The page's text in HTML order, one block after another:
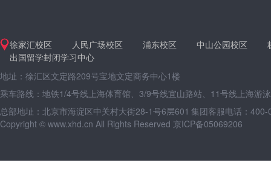
徐家汇校区 人民广场校区 浦东校区 中山公园校区
出国留学封闭学习中心
地址：徐汇区文定路209号宝地文定商务中心1楼
乘车路线：地铁1/4号线上海体育馆、3/9号线宜山路站、11号线上海游
总部地址：北京市海淀区中关村大街28-1号6层601 集团客服电话：
Copyright © www.xhd.cn All Rights Reserved 京ICP备05069206